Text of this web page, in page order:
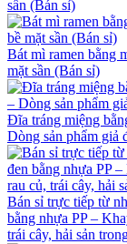
sần (Bán sỉ)
Bát mì ramen bằng
mặt sần (Bán sỉ)
Đĩa tráng miệng
Dòng sản phẩm giả
Bán sỉ trực tiếp từ
bằng nhựa PP –
trái cây, hải sản